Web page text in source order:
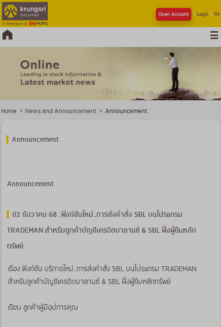
Open Account Login TH
Home > News and Announcement > Announcement
Announcement
Announcement
02 ธันวาคม 68 : ฟังก์ชันใหม่..การส่งคำสั่ง SBL บนโปรแกรม
TRADEMAN สำหรับลูกค้าบัญชีเครดิตบาลานซ์ & SBL ฝั่งผู้ยืมหลัก
ทรัพย์
เรื่อง ฟังก์ชัน บริการใหม่..การส่งคำสั่ง SBL บนโปรแกรม TRADEMAN
สำหรับลูกค้าบัญชีเครดิตบาลานซ์ & SBL ฝั่งผู้ยืมหลักทรัพย์
เรียน ลูกค้าผู้มีอุปการคุณ